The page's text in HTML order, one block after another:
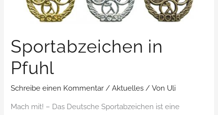
Sportabzeichen in
Pfuhl
Schreibe einen Kommentar /Aktuelles / Von Uli
Mach mit! – Das Deutsche Sportabzeichen ist eine